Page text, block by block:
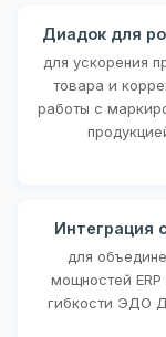
Диадок для
для ускорения
товара и
работы с
Интеграция
для
мощностей ERP
гибкости ЭДО